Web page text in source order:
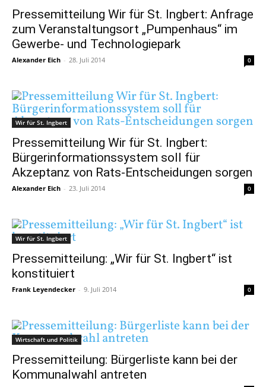
Pressemitteilung Wir für St. Ingbert: Anfrage
zum Veranstaltungsort „Pumpenhaus“ im
Gewerbe- und Technologiepark
Alexander Eich - 28. Juli 2014 0
Wir für St. Ingbert
Pressemitteilung Wir für St. Ingbert:
Bürgerinformationssystem soll für
Akzeptanz von Rats-Entscheidungen sorgen
Alexander Eich - 23. Juli 2014 0
Wir für St. Ingbert
Pressemitteilung: „Wir für St. Ingbert“ ist
konstituiert
Frank Leyendecker - 9. Juli 2014 0
Wirtschaft und Politik
Pressemitteilung: Bürgerliste kann bei der
Kommunalwahl antreten